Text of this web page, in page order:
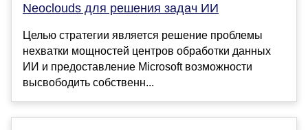
Neoclouds для решения задач ИИ
Целью стратегии является решение проблемы
нехватки мощностей центров обработки данных
ИИ и предоставление Microsoft возможности
высвободить собственн...